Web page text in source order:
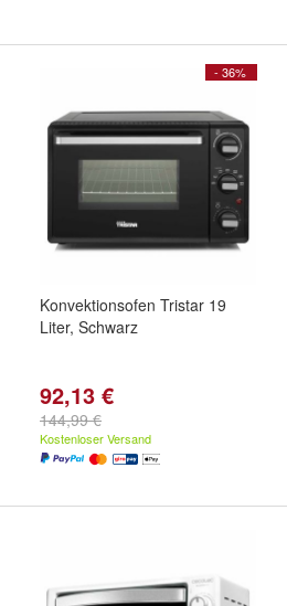
- 36%
Konvektionsofen Tristar 19
Liter, Schwarz
92,13 €
144,99 €
Kostenloser Versand